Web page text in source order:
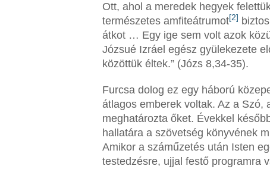
Ott, ahol a meredek hegyek
természetes amfiteátrumot[2]
átkot … Egy ige sem volt azok
Józsué Izráel egész gyülekezete
közöttük éltek.” (Józs 8,34-35).
Furcsa dolog ez egy háború
átlagos emberek voltak. Az a Szó,
meghatározta őket. Évekkel
hallatára a szövetség könyvének
Amikor a száműzetés után Isten
testedzésre, ujjal festő programra